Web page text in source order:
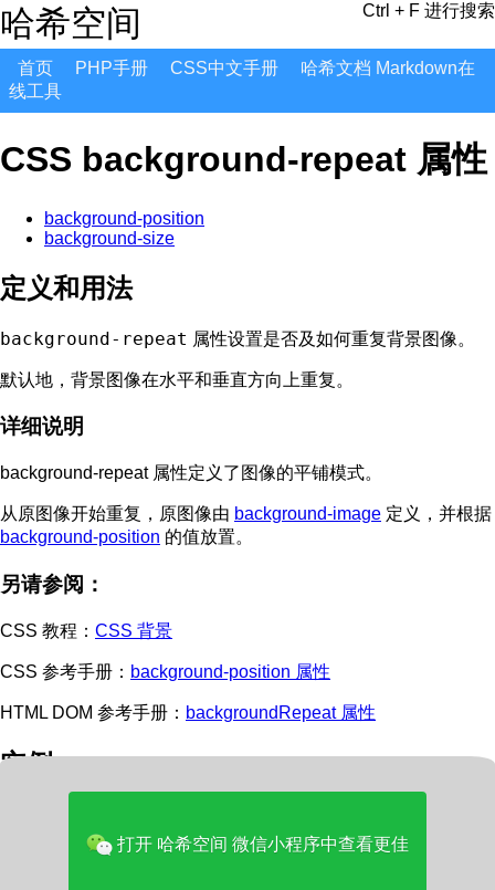
哈希空间 Ctrl + F 进行搜索
首页 PHP手册 CSS中文手册
哈希文档 Markdown在
线工具
CSS background-repeat 属性
background-position
background-size
定义和用法
background-repeat 属性设置是否及如何重复背景图像。
默认地，背景图像在水平和垂直方向上重复。
详细说明
background-repeat 属性定义了图像的平铺模式。
从原图像开始重复，原图像由 background-image 定义，并根据
background-position 的值放置。
另请参阅：
CSS 教程： CSS 背景
CSS 参考手册： background-position 属性
HTML DOM 参考手册： backgroundRepeat 属性
实例
  background-image: url(stars.gif);
打开 哈希空间 微信小程序中查看更佳